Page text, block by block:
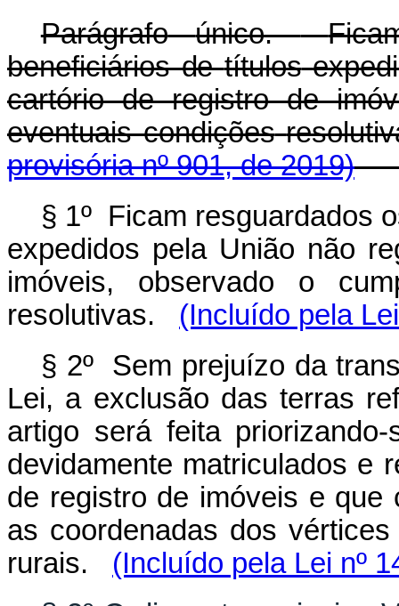
Parágrafo
único.
beneficiáriosdetítulos
cartório de registro de
eventuais condições
provisória nº 901, de 2019)
§ 1º Ficam resguardados
expedidos pela União não
imóveis, observado o
resolutivas.
(Incluído pela
§ 2º Sem prejuízo da
Lei, a exclusão das terras
artigo será feita
devidamente matriculados e
de registro de imóveis e que
as coordenadas dos
rurais.
(Incluído pela Lei nº